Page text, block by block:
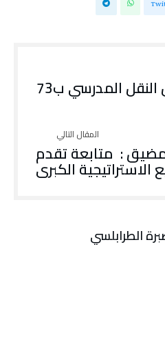
سيتم دعم أسطول النقل المدرسي ب73
: متابعة تقدم
الكبرى
الطرابلسي